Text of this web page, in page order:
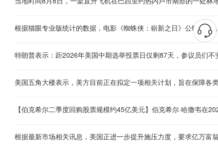
根据猫眼专业版统计的数据，电影《蜘蛛侠：崭新之日》公映11天